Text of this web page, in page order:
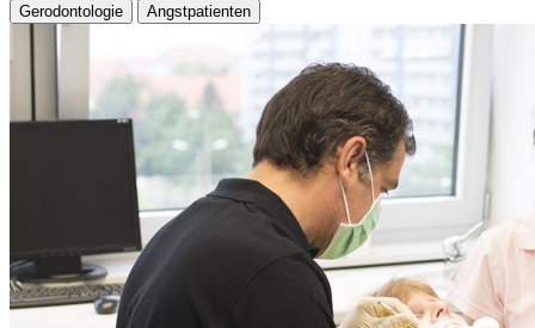
Gerodontologie
Angstpatienten